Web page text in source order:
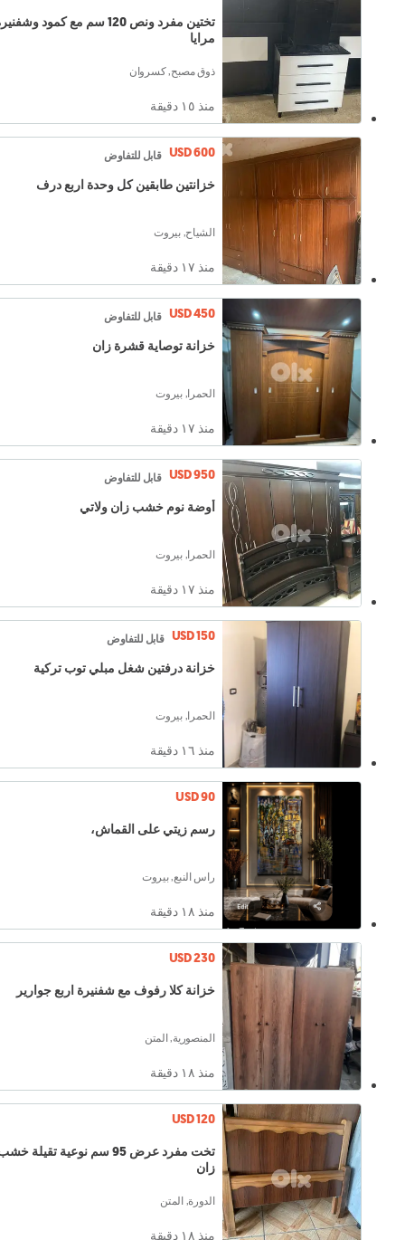
تختين مفرد ونص 120 سم مع كمود
مرايا
ذوق مصبح, كسروان
منذ ١٥ دقيقة
USD 600 قابل للتفاوض
خزانتين طابقين كل وحدة اربع درف
الشياح, بيروت
منذ ١٧ دقيقة
USD 450 قابل للتفاوض
خزانة توصاية قشرة زان
الحمرا, بيروت
منذ ١٧ دقيقة
USD 950 قابل للتفاوض
أوضة نوم خشب زان ولاتي
الحمرا, بيروت
منذ ١٧ دقيقة
USD 150 قابل للتفاوض
خزانة درفتين شغل مبلي توب تركية
الحمرا, بيروت
منذ ١٦ دقيقة
USD 90
رسم زيتي على القماش،
راس النبع, بيروت
منذ ١٨ دقيقة
USD 230
خزانة كلا رفوف مع شفنيرة اربع جوارير
المنصورية, المتن
منذ ١٨ دقيقة
USD 120
تخت مفرد عرض 95 سم نوعية تقيلة
زان
الدورة, المتن
منذ ١٨ دقيقة